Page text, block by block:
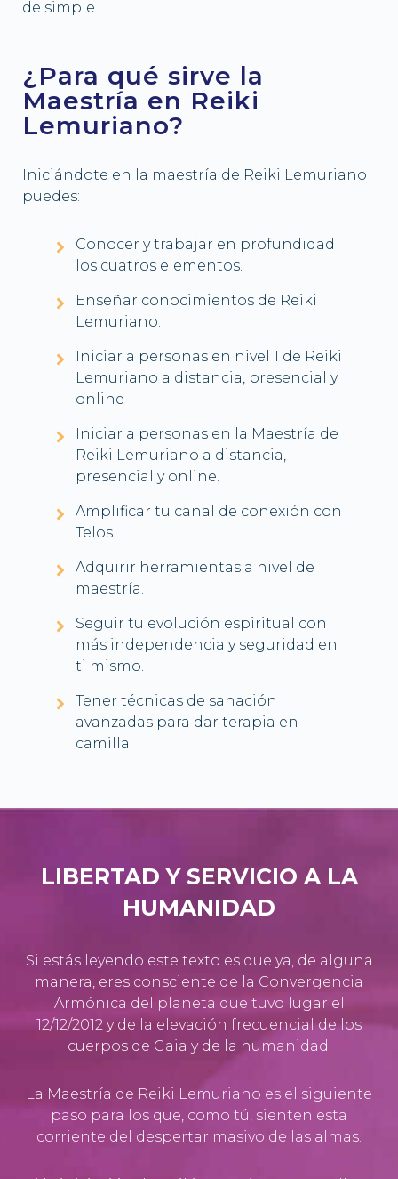
de simple.
¿Para qué sirve la
Maestría en Reiki
Lemuriano?
Iniciándote en la maestría de Reiki Lemuriano
puedes:
Conocer y trabajar en profundidad
los cuatros elementos.
Enseñar conocimientos de Reiki
Lemuriano.
Iniciar a personas en nivel 1 de Reiki
Lemuriano a distancia, presencial y
online
Iniciar a personas en la Maestría de
Reiki Lemuriano a distancia,
presencial y online.
Amplificar tu canal de conexión con
Telos.
Adquirir herramientas a nivel de
maestría.
Seguir tu evolución espiritual con
más independencia y seguridad en
ti mismo.
Tener técnicas de sanación
avanzadas para dar terapia en
camilla.
LIBERTAD Y SERVICIO A LA
HUMANIDAD
Si estás leyendo este texto es que ya, de alguna
manera, eres consciente de la Convergencia
Armónica del planeta que tuvo lugar el
12/12/2012 y de la elevación frecuencial de los
cuerpos de Gaia y de la humanidad.
La Maestría de Reiki Lemuriano es el siguiente
paso para los que, como tú, sienten esta
corriente del despertar masivo de las almas.